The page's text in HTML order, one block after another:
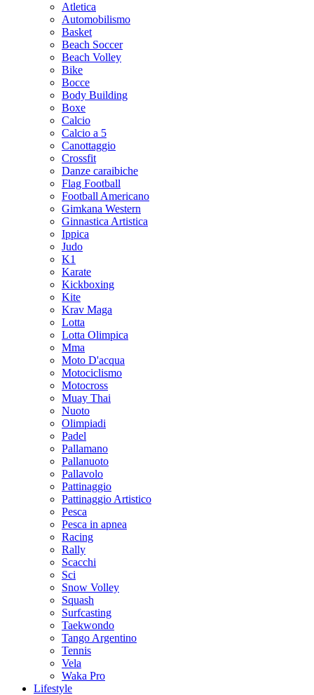
Atletica
Automobilismo
Basket
Beach Soccer
Beach Volley
Bike
Bocce
Body Building
Boxe
Calcio
Calcio a 5
Canottaggio
Crossfit
Danze caraibiche
Flag Football
Football Americano
Gimkana Western
Ginnastica Artistica
Ippica
Judo
K1
Karate
Kickboxing
Kite
Krav Maga
Lotta
Lotta Olimpica
Mma
Moto D'acqua
Motociclismo
Motocross
Muay Thai
Nuoto
Olimpiadi
Padel
Pallamano
Pallanuoto
Pallavolo
Pattinaggio
Pattinaggio Artistico
Pesca
Pesca in apnea
Racing
Rally
Scacchi
Sci
Snow Volley
Squash
Surfcasting
Taekwondo
Tango Argentino
Tennis
Vela
Waka Pro
Lifestyle